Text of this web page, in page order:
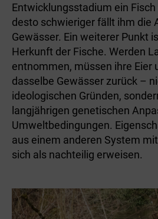
Entwicklungsstadium ein
desto schwieriger fällt ihm die
Gewässer. Ein weiterer Punkt
Herkunft der Fische. Werden
entnommen, müssen ihre Eier
dasselbe Gewässer zurück –
ideologischen Gründen,
langjährigen genetischen
Umweltbedingungen.
aus einem anderen System
sich als nachteilig erweisen.